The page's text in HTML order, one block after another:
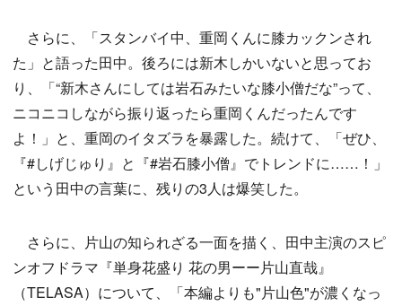
さらに、「スタンバイ中、重岡くんに膝カックンされ
た」と語った田中。後ろには新木しかいないと思ってお
り、「“新木さんにしては岩石みたいな膝小僧だな”って、
ニコニコしながら振り返ったら重岡くんだったんです
よ！」と、重岡のイタズラを暴露した。続けて、「ぜひ、
『#しげじゅり』と『#岩石膝小僧』でトレンドに……！」
という田中の言葉に、残りの3人は爆笑した。
さらに、片山の知られざる一面を描く、田中主演のスピ
ンオフドラマ『単身花盛り 花の男ーー片山直哉』
（TELASA）について、「本編よりも"片山色"が濃くなっ